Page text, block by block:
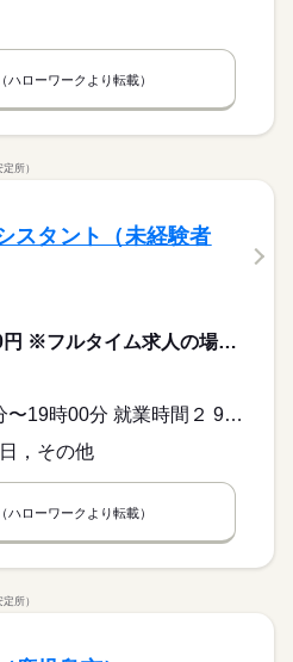
（ハローワークより転載）
所）
スタント（未経験者
220,000円〜333,000円 ※フルタイム求人の場合は月額（換算額）、パート求人の場合は時間額を表示しています。
就業時間１ 10時00分〜19時00分 就業時間２ 9時00分〜18時00分 就業時間３ 8時30分〜17時30分 就業時間に関する特記事項 時差出勤制度（ライフスタイルに合わせて勤務時間を選択）
，その他
（ハローワークより転載）
所）